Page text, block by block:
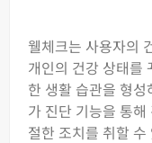
웰체크는 사용자의
개인의 건강 상태를
한 생활 습관을 형
가 진단 기능을 통
절한 조치를 취할